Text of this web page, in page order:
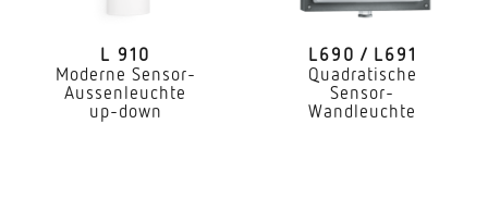
Ja, STEINEL LED-System
Leuchtmittel
LED nicht austauschbar
L 910
Moderne Sensor-
Aussenleuchte
up-down
L690 / L691
Quadratische
Sensor-
Wandleuchte